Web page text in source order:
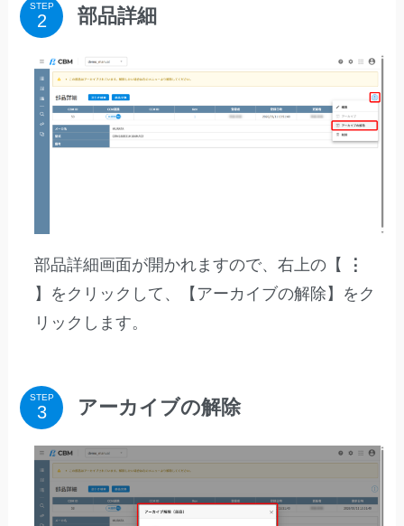
STEP 部品詳細
部品詳細画面が開かれますので、右上の【
⋮
】をクリックして、【アーカイブの解除】をク
リックします。
STEP アーカイブの解除